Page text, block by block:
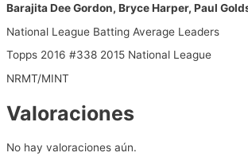
Barajita Dee Gordon, Bryce Harper, Paul
National League Batting Average Leaders
Topps 2016 #338 2015 National League
NRMT/MINT
Valoraciones
No hay valoraciones aún.